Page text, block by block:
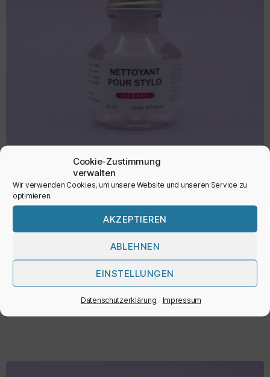
Cookie-Zustimmung
verwalten
Wir verwenden Cookies, um unsere Website und unseren Service zu
optimieren.
AKZEPTIEREN
ABLEHNEN
EINSTELLUNGEN
Datenschutzerklärung Impressum
Tintenreiniger
8,50€
inkl. MwSt.
IN DEN WARENKORB